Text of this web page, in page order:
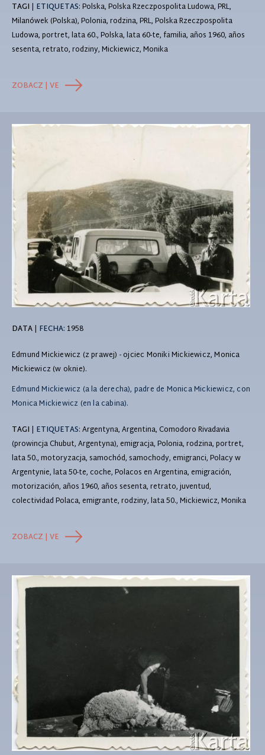
TAGI | ETIQUETAS: Polska, Polska Rzeczpospolita Ludowa, PRL,
Milanówek (Polska), Polonia, rodzina, PRL, Polska Rzeczpospolita
Ludowa, portret, lata 60., Polska, lata 60-te, familia, años 1960, años
sesenta, retrato, rodziny, Mickiewicz, Monika
ZOBACZ | VE
DATA| FECHA: 1958
Edmund Mickiewicz (z prawej) - ojciec Moniki Mickiewicz, Monica
Mickiewicz (w oknie).
Edmund Mickiewicz (a la derecha), padre de Monica Mickiewicz, con
Monica Mickiewicz (en la cabina).
TAGI | ETIQUETAS: Argentyna, Argentina, Comodoro Rivadavia
(prowincja Chubut, Argentyna), emigracja, Polonia, rodzina, portret,
lata 50., motoryzacja, samochód, samochody, emigranci, Polacy w
Argentynie, lata 50-te, coche, Polacos en Argentina, emigración,
motorización, años 1960, años sesenta, retrato, juventud,
colectividad Polaca, emigrante, rodziny, lata 50., Mickiewicz, Monika
ZOBACZ | VE